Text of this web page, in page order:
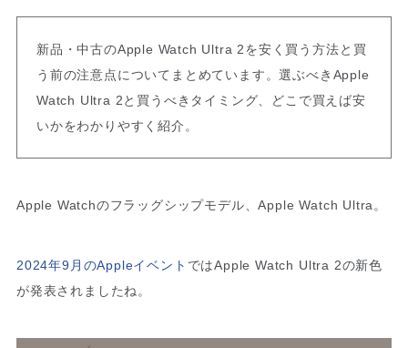
新品・中古のApple Watch Ultra 2を安く買う方法と買
う前の注意点についてまとめています。選ぶべきApple
Watch Ultra 2と買うべきタイミング、どこで買えば安
いかをわかりやすく紹介。
Apple Watchのフラッグシップモデル、Apple Watch Ultra。
2024年9月のAppleイベント ではApple Watch Ultra 2の新色
が発表されましたね。